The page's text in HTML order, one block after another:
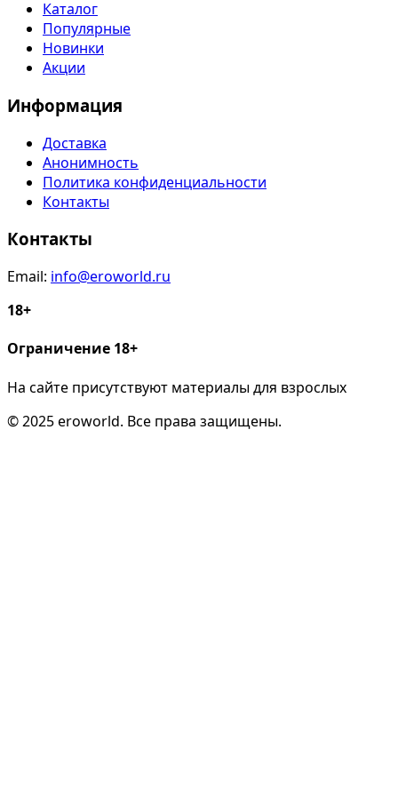
Каталог
Популярные
Новинки
Акции
Информация
Доставка
Анонимность
Политика конфиденциальности
Контакты
Контакты
Email: info@eroworld.ru
18+
Ограничение 18+
На сайте присутствуют материалы для взрослых
© 2025 eroworld. Все права защищены.